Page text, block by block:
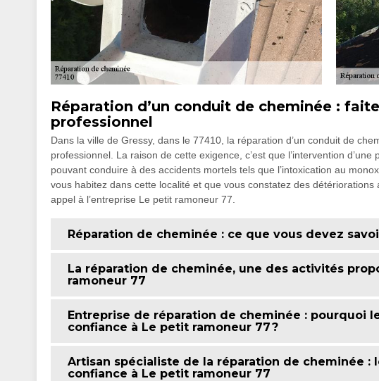
Réparation d’un conduit de cheminée :
professionnel
Dans la ville de Gressy, dans le 77410, la réparation d’un conduit de
professionnel. La raison de cette exigence, c’est que l’intervention
pouvant conduire à des accidents mortels tels que l’intoxication au
vous habitez dans cette localité et que vous constatez des
appel à l’entreprise Le petit ramoneur 77.
Réparation de cheminée : ce que vous devez
La réparation de cheminée, une des activités
ramoneur 77
Entreprise de réparation de cheminée : pourquoi
confiance à Le petit ramoneur 77 ?
Artisan spécialiste de la réparation de cheminée :
confiance à Le petit ramoneur 77